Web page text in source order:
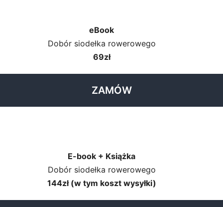
eBook
Dobór siodełka rowerowego
69zł
ZAMÓW
E-book + Książka
Dobór siodełka rowerowego
144zł (w tym koszt wysyłki)